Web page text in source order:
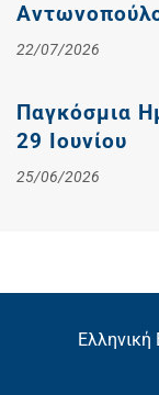
22/07/2026
Παγκόσμια
29 Ιουνίου
25/06/2026
Ελληνική